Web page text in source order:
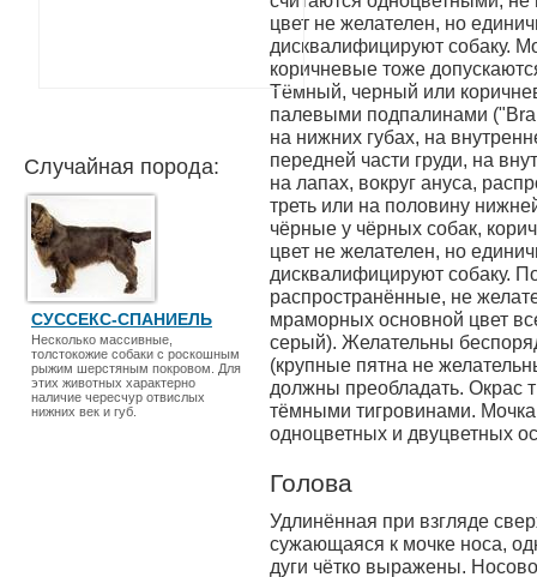
Случайная порода:
СУССЕКС-СПАНИЕЛЬ
Несколько массивные,
толстокожие собаки с роскошным
рыжим шерстяным покровом. Для
этих животных характерно
наличие чересчур отвислых
нижних век и губ.
цвет не желателен, но
дисквалифицируют собаку.
коричневые тоже
Тёмный, черный или
палевыми подпалинами
на нижних губах, на
передней части груди, на
на лапах, вокруг ануса,
треть или на половину
чёрные у чёрных собак,
цвет не желателен, но
дисквалифицируют собаку.
распространённые, не
мраморных основной цвет
серый). Желательны
(крупные пятна не
должны преобладать. Окрас
тёмными тигровинами. Мочка
одноцветных и двуцветных
Голова
Удлинённая при взгляде
сужающаяся к мочке носа,
дуги чётко выражены.